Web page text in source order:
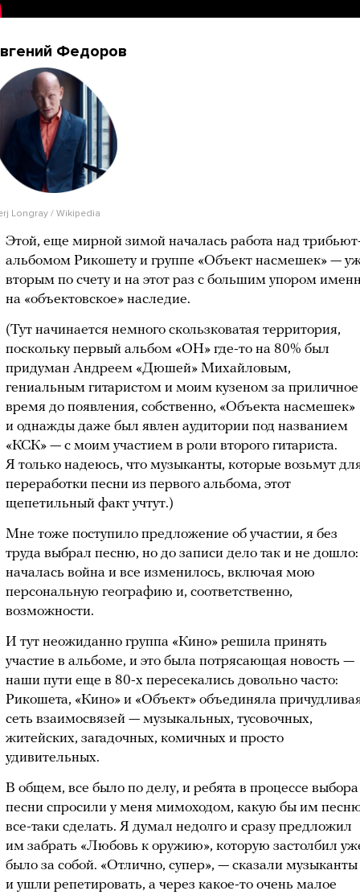
Федоров
Longray / Wikipedia
Этой, еще мирной зимой началась работа над
альбомом Рикошету и группе «Объект насмешек» —
вторым по счету и на этот раз с большим упором
на «объектовское» наследие.
(Тут начинается немного скользковатая территория,
поскольку первый альбом «ОН» где-то на 80% был
придуман Андреем «Дюшей» Михайловым,
гениальным гитаристом и моим кузеном за приличное
время до появления, собственно, «Объекта насмешек»
и однажды даже был явлен аудитории под названием
«КСК» — с моим участием в роли второго гитариста.
Я только надеюсь, что музыканты, которые возьмут
переработки песни из первого альбома, этот
щепетильный факт учтут.)
Мне тоже поступило предложение об участии, я без
труда выбрал песню, но до записи дело так и не дошло:
началась война и все изменилось, включая мою
персональную географию и, соответственно,
возможности.
И тут неожиданно группа «Кино» решила принять
участие в альбоме, и это была потрясающая новость —
наши пути еще в 80-х пересекались довольно часто:
Рикошета, «Кино» и «Объект» объединяла
сеть взаимосвязей — музыкальных, тусовочных,
житейских, загадочных, комичных и просто
удивительных.
В общем, все было по делу, и ребята в процессе выбора
песни спросили у меня мимоходом, какую бы им
все-таки сделать. Я думал недолго и сразу предложил
им забрать «Любовь к оружию», которую застолбил
было за собой. «Отлично, супер», — сказали музыканты
и ушли репетировать, а через какое-то очень малое